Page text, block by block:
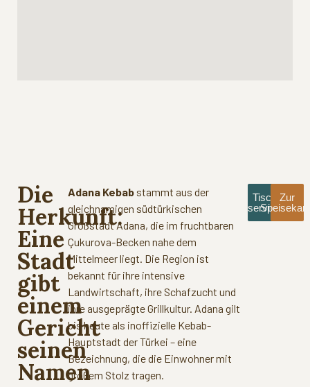
Die
Herkunft:
Eine
Stadt
gibt
einem
Gericht
seinen
Namen
Adana Kebab stammt aus der
gleichnamigen südtürkischen
Großstadt Adana, die im fruchtbaren
Çukurova-Becken nahe dem
Mittelmeer liegt. Die Region ist
bekannt für ihre intensive
Landwirtschaft, ihre Schafzucht und
ihre ausgeprägte Grillkultur. Adana gilt
bis heute als inoffizielle Kebab-
Hauptstadt der Türkei – eine
Bezeichnung, die die Einwohner mit
großem Stolz tragen.
Tisch
reservieren
Zur